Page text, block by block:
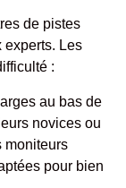
de pistes
experts. Les
:
au bas de
novices ou
moniteurs
pour bien